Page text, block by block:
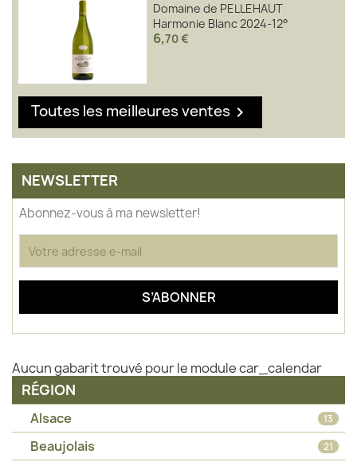
Domaine de PELLEHAUT
Harmonie Blanc 2024-12°
6,70 €
Toutes les meilleures ventes 
NEWSLETTER
Abonnez-vous à ma newsletter!
Aucun gabarit trouvé pour le module car_calendar
RÉGION
Alsace 13
Beaujolais 21